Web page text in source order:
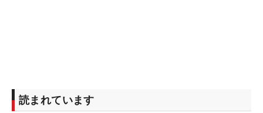
読まれています